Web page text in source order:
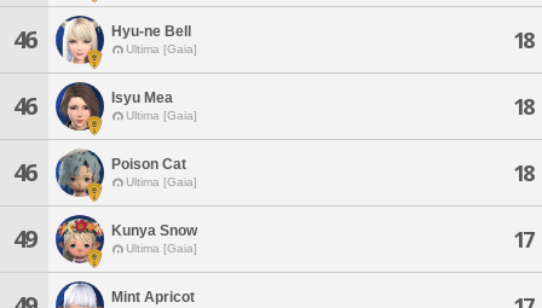
46 Hyu-ne Bell
Ultima [Gaia] 18
46 Isyu Mea
Ultima [Gaia] 18
46 Poison Cat
Ultima [Gaia] 18
49 Kunya Snow
Ultima [Gaia] 17
Mint Apricot